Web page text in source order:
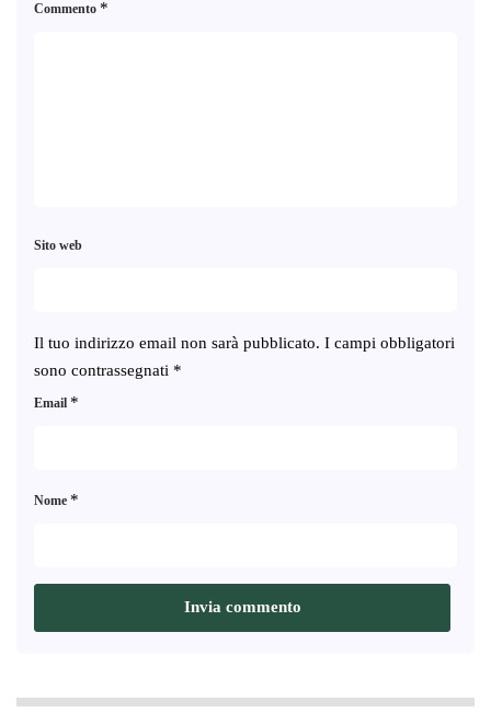
Il tuo indirizzo email non sarà pubblicato. I campi obbligatori
sono contrassegnati *
Commento *
Nome *
Email *
Sito web